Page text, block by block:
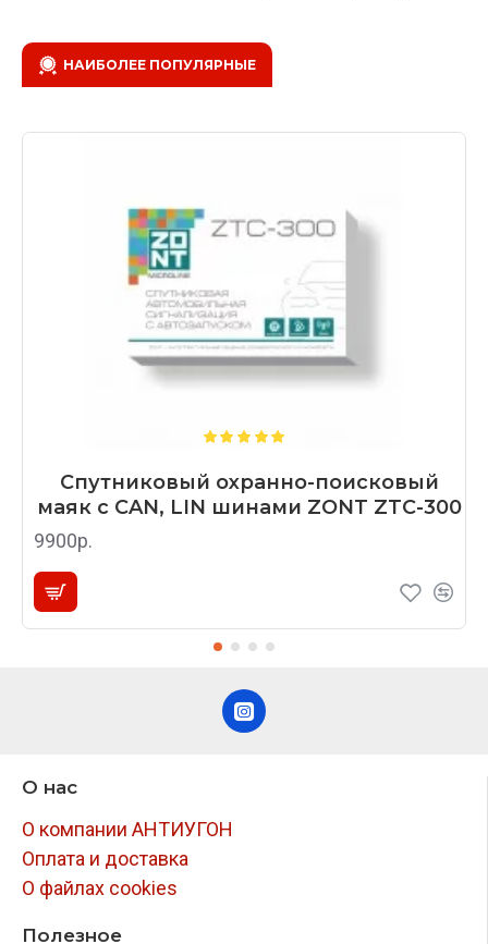
НАИБОЛЕЕ ПОПУЛЯРНЫЕ
Спутниковый охранно-поисковый
маяк с CAN, LIN шинами ZONT ZTC-300
9900р.
О нас
О компании АНТИУГОН
Оплата и доставка
О файлах cookies
Полезное